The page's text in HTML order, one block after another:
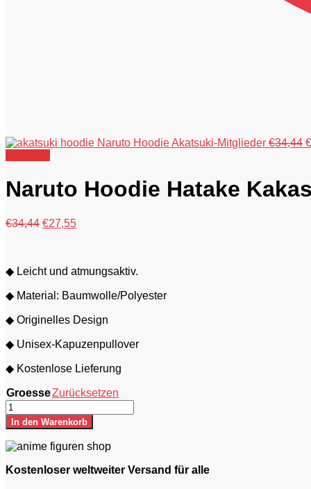
Naruto Hoodie Akatsuki-Mitglieder €34,44 €
Naruto Hoodie Hatake
€34,44 Ursprünglicher
€27,55Aktueller
◆ Leicht und atmungsaktiv.
◆ Material: Baumwolle/Polyester
◆ Originelles Design
◆ Unisex-Kapuzenpullover
◆ Kostenlose Lieferung
GroesseZurücksetzen
Naruto
Hoodie
Hatake
Kakashi
Sensei
Menge
In den Warenkorb
Kostenloser weltweiter Versand für alle